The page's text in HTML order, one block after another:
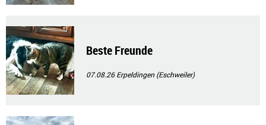
Beste Freunde
07.08.26Erpeldingen (Eschweiler)